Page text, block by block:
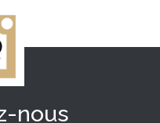
nous